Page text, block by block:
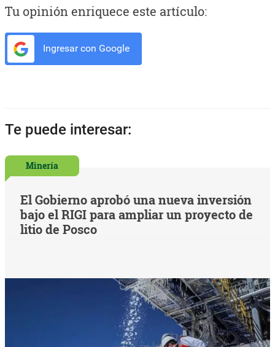
Tu opinión enriquece este artículo:
Ingresar con Google
Te puede interesar:
Minería
El Gobierno aprobó una nueva inversión
bajo el RIGI para ampliar un proyecto de
litio de Posco